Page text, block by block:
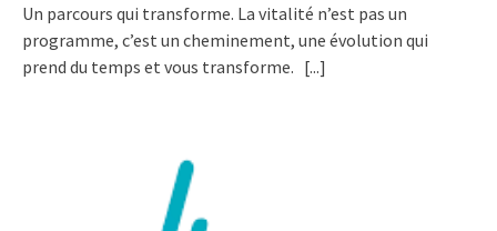
Un parcours qui transforme. La vitalité n’est pas un
programme, c’est un cheminement, une évolution qui
prend du temps et vous transforme. [...]